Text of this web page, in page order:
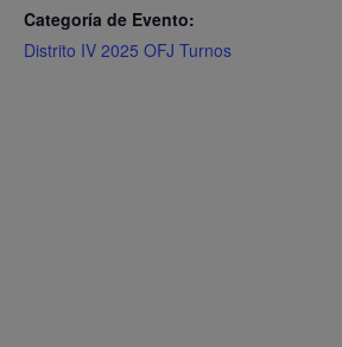
Categoría de Evento:
Distrito IV 2025 OFJ Turnos